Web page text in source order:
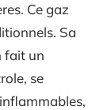
Ce gaz
Sa
fait un
se